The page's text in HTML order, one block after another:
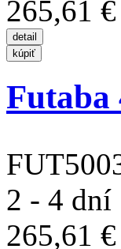
265,61 €
Futaba
2 - 4 dní
265,61 €